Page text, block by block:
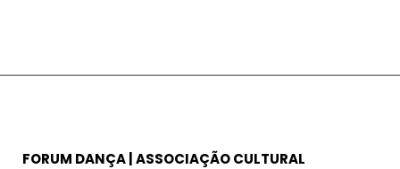
FORUM DANÇA | ASSOCIAÇÃO CULTURAL